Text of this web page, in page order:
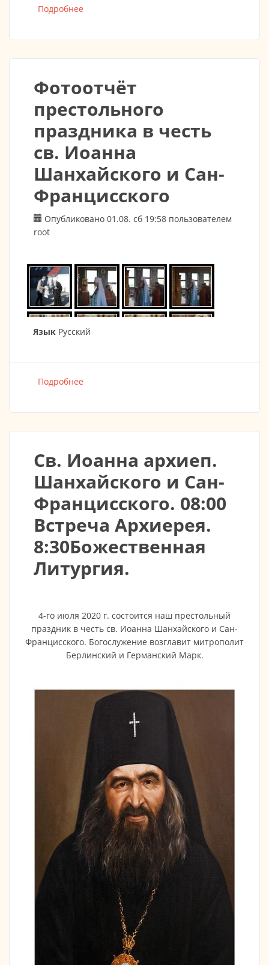
Подробнее
Фотоотчёт
престольного
праздника в честь
св. Иоанна
Шанхайского и Сан-
Францисского
Опубликовано 01.08. сб 19:58 пользователем
root
Язык Русский
Подробнее
Св. Иоанна архиеп.
Шанхайского и Сан-
Францисского. 08:00
Встреча Архиерея.
8:30Божественная
Литургия.
4-го июля 2020 г. состоится наш престольный
праздник в честь св. Иоанна Шанхайского и Сан-
Францисского. Богослужение возглавит митрополит
Берлинский и Германский Марк.